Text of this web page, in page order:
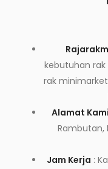
kebutuhan rak
rak
Alamat Kami
Rambutan,
Jam Kerja :